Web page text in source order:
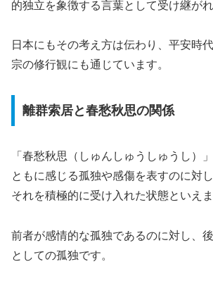
的独立を象徴する言葉として受け継が
日本にもその考え方は伝わり、平安時
宗の修行観にも通じています。
離群索居と春愁秋思の関係
「春愁秋思（しゅんしゅうしゅうし）
ともに感じる孤独や感傷を表すのに対
それを積極的に受け入れた状態といえま
前者が感情的な孤独であるのに対し、
としての孤独です。